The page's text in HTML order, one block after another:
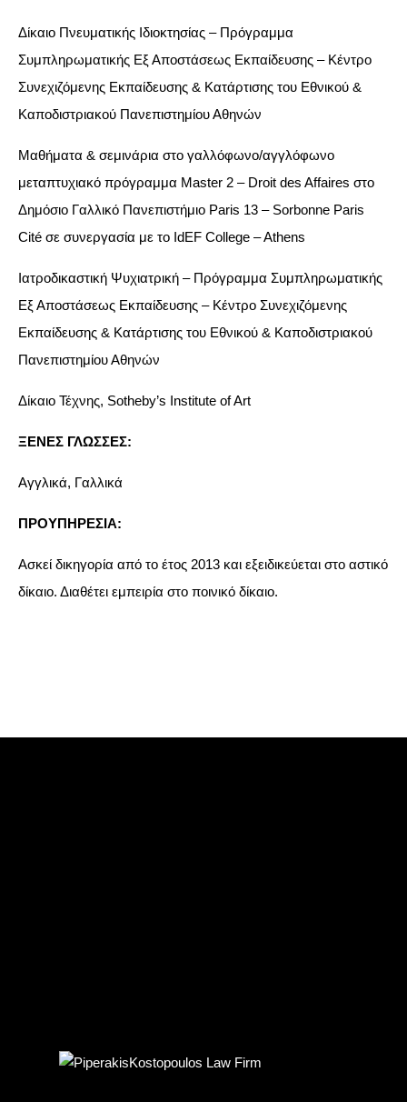
Δίκαιο Πνευματικής Ιδιοκτησίας – Πρόγραμμα
Συμπληρωματικής Εξ Αποστάσεως Εκπαίδευσης – Κέντρο
Συνεχιζόμενης Εκπαίδευσης & Κατάρτισης του Εθνικού &
Καποδιστριακού Πανεπιστημίου Αθηνών
Μαθήματα & σεμινάρια στο γαλλόφωνο/αγγλόφωνο
μεταπτυχιακό πρόγραμμα Master 2 – Droit des Affaires στο
Δημόσιο Γαλλικό Πανεπιστήμιο Paris 13 – Sorbonne Paris
Cité σε συνεργασία με το IdEF College – Athens
Ιατροδικαστική Ψυχιατρική – Πρόγραμμα Συμπληρωματικής
Εξ Αποστάσεως Εκπαίδευσης – Κέντρο Συνεχιζόμενης
Εκπαίδευσης & Κατάρτισης του Εθνικού & Καποδιστριακού
Πανεπιστημίου Αθηνών
Δίκαιο Τέχνης, Sotheby’s Institute of Art
ΞΕΝΕΣ ΓΛΩΣΣΕΣ:
Αγγλικά, Γαλλικά
ΠΡΟΥΠΗΡΕΣΙΑ:
Ασκεί δικηγορία από το έτος 2013 και εξειδικεύεται στο αστικό
δίκαιο. Διαθέτει εμπειρία στο ποινικό δίκαιο.